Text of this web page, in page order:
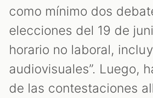
como mínimo dos
elecciones del 19 de
horario no laboral,
audiovisuales”. Luego,
de las contestaciones